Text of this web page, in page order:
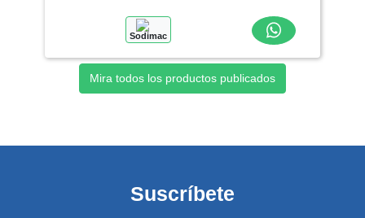
Sodimac
Mira todos los productos publicados
Suscríbete